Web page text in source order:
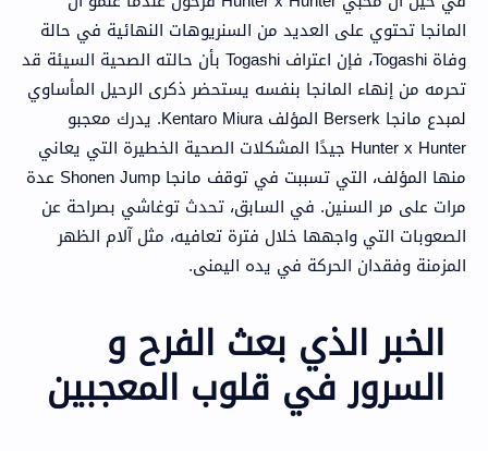
المانجا تحتوي على العديد من السنريوهات النهائية في حالة
وفاة Togashi، فإن اعتراف Togashi بأن حالته الصحية السيئة قد
تحرمه من إنهاء المانجا بنفسه يستحضر ذكرى الرحيل المأساوي
لمبدع مانجا Berserk المؤلف Kentaro Miura. يدرك معجبو
Hunter x Hunter جيدًا المشكلات الصحية الخطيرة التي يعاني
منها المؤلف، التي تسببت في توقف مانجا Shonen Jump عدة
مرات على مر السنين. في السابق، تحدث توغاشي بصراحة عن
الصعوبات التي واجهها خلال فترة تعافيه، مثل آلام الظهر
المزمنة وفقدان الحركة في يده اليمنى.
الخبر الذي بعث الفرح و
السرور في قلوب المعجبين